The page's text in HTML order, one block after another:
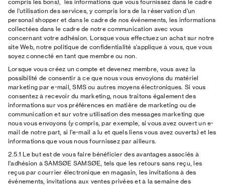
compris les bons), les informations que vous fournissez dans le cadre
de l'utilisation des services, y compris lors de la réservation d'un
personal shopper et dans le cadre de nos événements, les informations
collectées dans le cadre de notre communication avec vous
concernant votre adhésion. Lorsque vous effectuez un achat sur notre
site Web, notre politique de confidentialité s'applique à vous, que vous
soyez connecté en tant que membre ou non.
Lorsque vous créez un compte et devenez membre, vous avez la
possibilité de consentir à ce que nous vous envoyions du matériel
marketing par e-mail, SMS ou autres moyens électroniques. Si vous
consentez à recevoir du marketing, nous traitons également des
informations sur vos préférences en matière de marketing ou de
communication et sur votre utilisation des messages marketing que
nous vous envoyons (y compris, par exemple, si vous avez ouvert un e-
mail de notre part, si l'e-mail a lu et quels liens vous avez ouverts) et les
informations que vous nous fournissez par ailleurs.
2.5.1 Le but est de vous faire bénéficier des avantages associés à
l'adhésion à SAMSØE SAMSØE, tels que les retours sans reçu, les
reçus par courrier électronique en magasin, les invitations à des
événements, invitations aux ventes privées et à la semaine des